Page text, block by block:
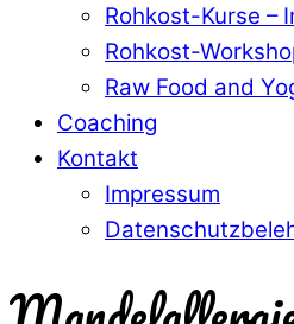
Rohkost-Kurse –
Rohkost-
Raw Food and
Coaching
Kontakt
Impressum